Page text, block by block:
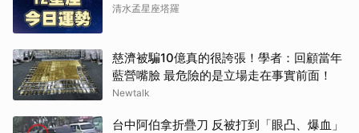
清水孟星座塔羅
慈濟被騙10億真的很誇張！學者：回顧當年
藍營嘴臉 最危險的是立場走在事實前面！
Newtalk
台中阿伯拿折疊刀 反被打到「眼凸、爆血」